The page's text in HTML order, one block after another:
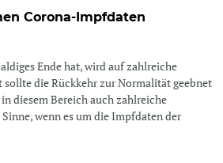
Corona-Impfdaten
Ende hat, wird auf zahlreiche
die Rückkehr zur Normalität geebnet
diesem Bereich auch zahlreiche
wenn es um die Impfdaten der